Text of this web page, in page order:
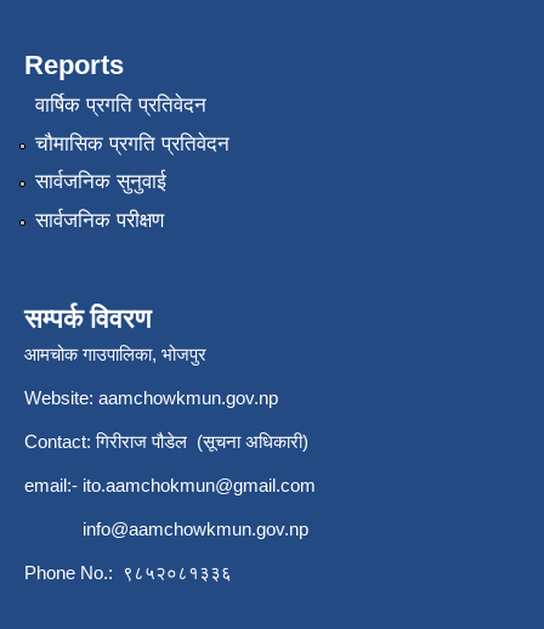
Reports
वार्षिक प्रगति प्रतिवेदन
चौमासिक प्रगति प्रतिवेदन
सार्वजनिक सुनुवाई
सार्वजनिक परीक्षण
सम्पर्क विवरण
आमचोक गाउपालिका, भोजपुर
Website: aamchowkmun.gov.np
Contact: गिरीराज पौडेल (सूचना अधिकारी)
email:- ito.aamchokmun@gmail.com
info@aamchowkmun.gov.np
Phone No.: ९८५२०८१३३६